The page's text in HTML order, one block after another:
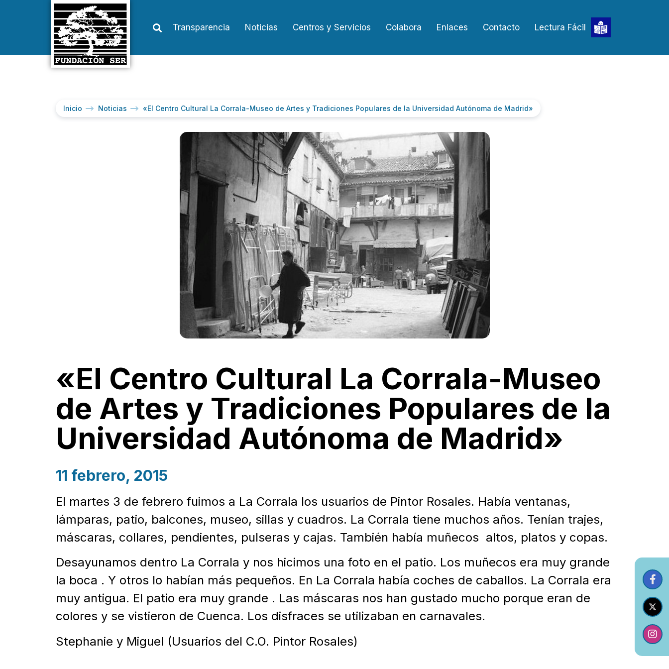
Transparencia Noticias Centros y Servicios Colabora Enlaces Contacto Lectura Fácil
Inicio Noticias «El Centro Cultural La Corrala-Museo de Artes y Tradiciones Populares de la Universidad Autónoma de Madrid»
«El Centro Cultural La Corrala-Museo
de Artes y Tradiciones Populares de la
Universidad Autónoma de Madrid»
11 febrero, 2015
El martes 3 de febrero fuimos a La Corrala los usuarios de Pintor Rosales. Había ventanas,
lámparas, patio, balcones, museo, sillas y cuadros. La Corrala tiene muchos años. Tenían trajes,
máscaras, collares, pendientes, pulseras y cajas. También había muñecos altos, platos y copas.
Desayunamos dentro La Corrala y nos hicimos una foto en el patio. Los muñecos era muy grande
la boca . Y otros lo habían más pequeños. En La Corrala había coches de caballos. La Corrala era
muy antigua. El patio era muy grande . Las máscaras nos han gustado mucho porque eran de
colores y se vistieron de Cuenca. Los disfraces se utilizaban en carnavales.
Stephanie y Miguel (Usuarios del C.O. Pintor Rosales)